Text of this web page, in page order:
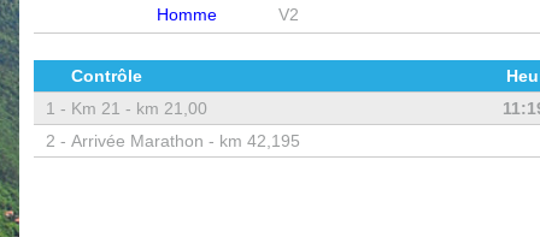
Homme
V2
Contrôle
1 - Km 21 - km 21,00
2 - Arrivée Marathon - km 42,195